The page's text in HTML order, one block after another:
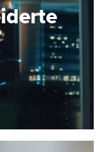
Opens in a new